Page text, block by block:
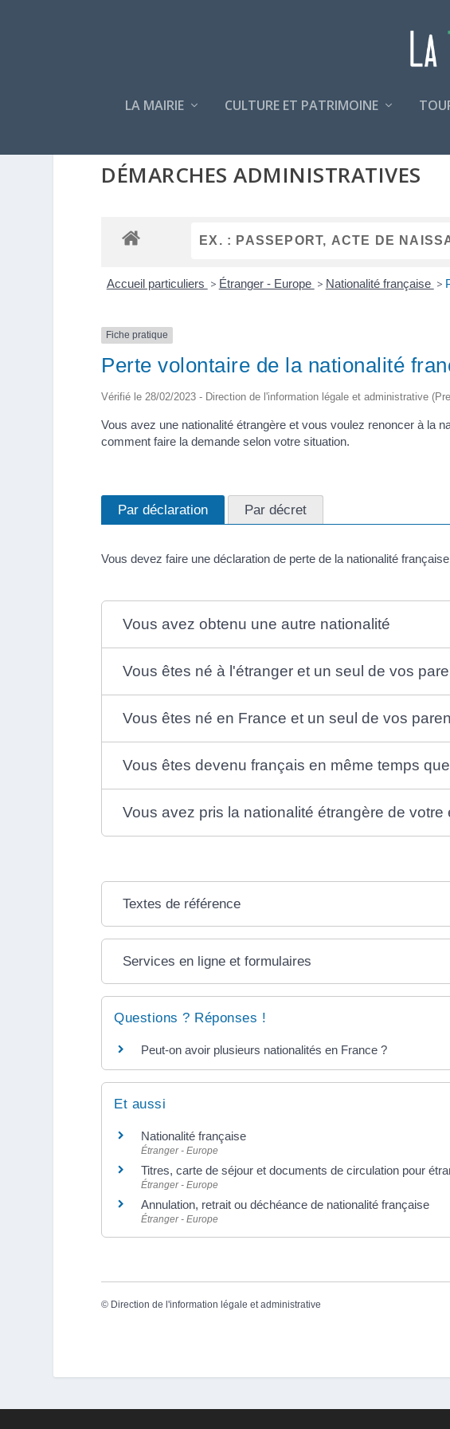
LA MAIRIE CULTURE ET PATRIMOINE
DÉMARCHES ADMINISTRATIVES
Accueil particuliers > Étranger - Europe > Nationalité française >
Fiche pratique
Perte volontaire de la nationalité
Vérifié le 28/02/2023 - Direction de l'information légale et administrative
Vous avez une nationalité étrangère et vous voulez renoncer à la
comment faire la demande selon votre situation.
Par déclaration Par décret
Vous devez faire une déclaration de perte de la nationalité
Vous avez obtenu une autre nationalité
Vous êtes né à l'étranger et un seul de vos
Vous êtes né en France et un seul de vos
Vous êtes devenu français en même temps
Vous avez pris la nationalité étrangère de votre
Textes de référence
Services en ligne et formulaires
Questions ? Réponses !
Peut-on avoir plusieurs nationalités en France ?
Et aussi
Nationalité française
Étranger - Europe
Titres, carte de séjour et documents de circulation pour
Étranger - Europe
Annulation, retrait ou déchéance de nationalité française
Étranger - Europe
© Direction de l'information légale et administrative